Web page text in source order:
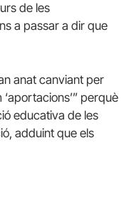
de les
a passar a dir que
anat canviant per
perquè
educativa de les
adduint que els